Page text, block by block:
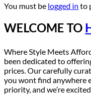
You must be logged in to
WELCOME TO
Where Style Meets
been dedicated to
prices. Our carefully
you wont find anywhere
priority, and we’re